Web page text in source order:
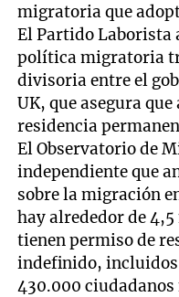
migratoria que
El Partido Laborista
política migratoria
divisoria entre el
UK, que asegura
residencia
El Observatorio de
independiente que
sobre la migración
hay alrededor de
tienen permiso de
indefinido,
430.000 ciudadanos